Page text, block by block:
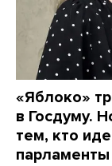
«Яблоко»
в Госдуму.
тем, кто
парламенты